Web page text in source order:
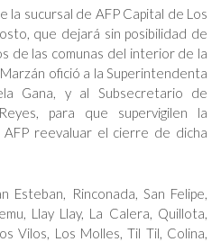
la sucursal de AFP Capital de Los
que dejará sin posibilidad de
de las comunas del interior de la
ofició a la Superintendenta
Gana, y al Subsecretario de
para que supervigilen la
reevaluar el cierre de dicha
Esteban, Rinconada, San Felipe,
Llay Llay, La Calera, Quillota,
Vilos, Los Molles, Til Til, Colina,